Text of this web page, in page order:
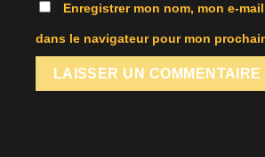
Enregistrer mon nom, mon e-
dans le navigateur pour mon